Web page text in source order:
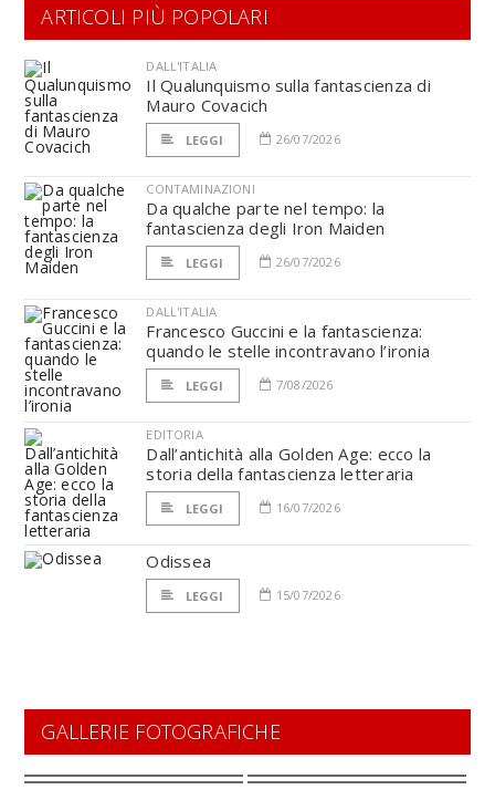
ARTICOLI PIÙ POPOLARI
DALL'ITALIA
Il Qualunquismo sulla fantascienza di
Mauro Covacich
LEGGI 26/07/2026
CONTAMINAZIONI
Da qualche parte nel tempo: la
fantascienza degli Iron Maiden
LEGGI 26/07/2026
DALL'ITALIA
Francesco Guccini e la fantascienza:
quando le stelle incontravano l’ironia
LEGGI 7/08/2026
EDITORIA
Dall’antichità alla Golden Age: ecco la
storia della fantascienza letteraria
LEGGI 16/07/2026
Odissea
LEGGI 15/07/2026
GALLERIE FOTOGRAFICHE